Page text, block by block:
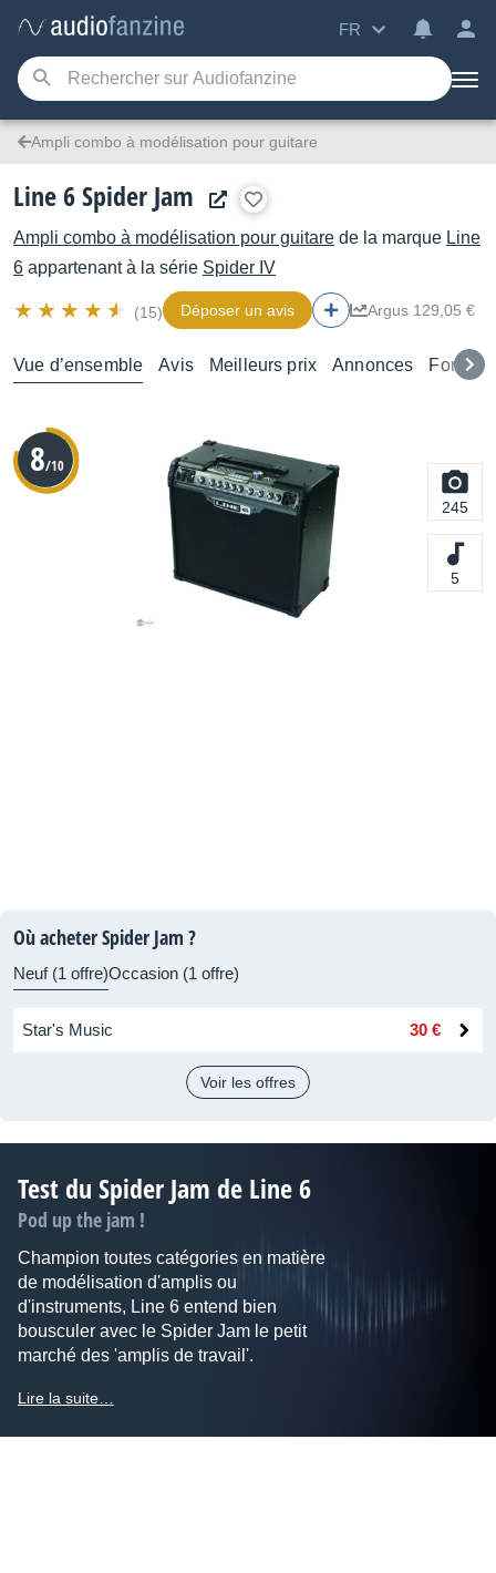
FR
Ampli combo à modélisation pour guitare
Line 6 Spider Jam
Ampli combo à modélisation pour guitare de la marque Line
6 appartenant à la série Spider IV
(15) Déposer un avis Argus 129,05 €
Vue d’ensemble Avis Meilleurs prix Annonces Forums
8/10
245
5
Où acheter Spider Jam ?
Neuf (1 offre)Occasion (1 offre)
Star's Music 30 €
Voir les offres
Test du Spider Jam de Line 6
Pod up the jam !
Champion toutes catégories en matière
de modélisation d'amplis ou
d'instruments, Line 6 entend bien
bousculer avec le Spider Jam le petit
marché des 'amplis de travail'.
Lire la suite…